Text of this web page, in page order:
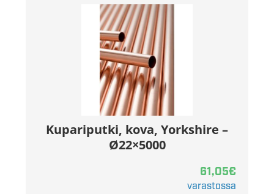
Kupariputki, kova, Yorkshire –
Ø22×5000
61,05€
varastossa